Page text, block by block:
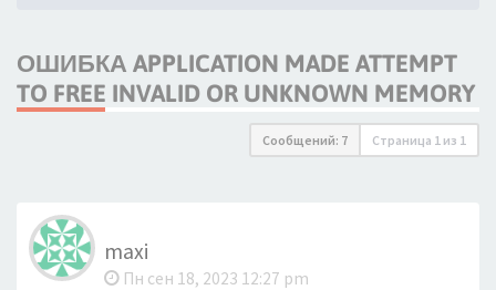
ОШИБКА APPLICATION MADE ATTEMPT
TO FREE INVALID OR UNKNOWN MEMORY
Сообщений: 7 Страница 1 из 1
maxi
Пн сен 18, 2023 12:27 pm